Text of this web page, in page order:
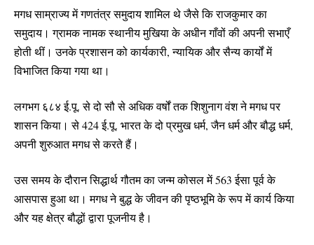
मगध साम्राज्य में गणतंत्र समुदाय शामिल थे जैसे कि राजकुमार का
समुदाय। ग्रामक नामक स्थानीय मुखिया के अधीन गाँवों की अपनी सभाएँ
होती थीं। उनके प्रशासन को कार्यकारी, न्यायिक और सैन्य कार्यों में
विभाजित किया गया था।
लगभग ६८४ ई.पू. से दो सौ से अधिक वर्षों तक शिशुनाग वंश ने मगध पर
शासन किया। से 424 ई.पू. भारत के दो प्रमुख धर्म, जैन धर्म और बौद्ध धर्म,
अपनी शुरुआत मगध से करते हैं।
उस समय के दौरान सिद्धार्थ गौतम का जन्म कोसल में 563 ईसा पूर्व के
आसपास हुआ था। मगध ने बुद्ध के जीवन की पृष्ठभूमि के रूप में कार्य किया
और यह क्षेत्र बौद्धों द्वारा पूजनीय है।